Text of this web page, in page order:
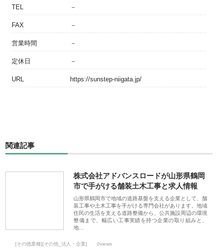
TEL －
FAX －
営業時間 －
定休日 －
URL https://sunstep-niigata.jp/
関連記事
株式会社アドバンスロードが山形県鶴岡
市で手がける舗装土木工事と求人情報
山形県鶴岡市で地域の道路基盤を支える企業として、舗
装工事や土木工事を手がける専門会社があります。地域
住民の生活を支える道路整備から、公共施設周辺の環境
整備まで、幅広い工事実績を持つ企業の取り組みと、
地…
[その他業種][その他_法人・企業] 0views